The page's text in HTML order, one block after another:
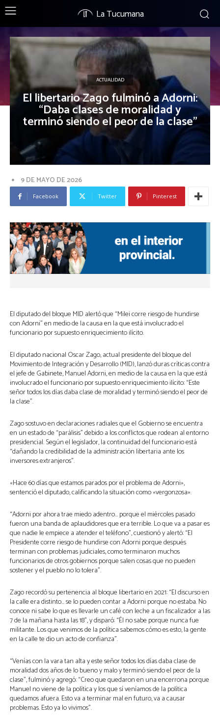
La Tucumana
ACTUALIDAD
El libertario Zago fulminó a Adorni:
“Daba clases de moralidad y
terminó siendo el peor de la clase”
9 DE MAYO DE 2026
Facebook Twitter Pinterest
El diputado del bloque MID alertó que “Milei corre riesgo de hundirse
con Adorni” en medio de la causa en la que está involucrado el
funcionario por supuesto enriquecimiento ilícito.
El diputado nacional Oscar Zago, actual presidente del bloque del
Movimiento de Integración y Desarrollo (MID), lanzó duras críticas contra
el jefe de Gabinete, Manuel Adorni, en medio de la causa en la que está
involucrado el funcionario por supuesto enriquecimiento ilícito: “Este
señor todos los días daba clase de moralidad y terminó siendo el peor de
la clase”.
Zago sostuvo en declaraciones radiales que el Gobierno se encuentra
en un estado de “parálisis” debido a los conflictos que rodean al entorno
presidencial. Según el legislador, la continuidad del funcionario está
“dañando la credibilidad de la administración libertaria ante los
inversores extranjeros”.
«Hace 60 días que estamos parados por el problema de Adorni»,
sentenció el diputado, calificando la situación como «vergonzosa».
“Adorni por ahora trae miedo adentro… porque el miércoles pasado
fueron una banda de aplaudidores que era terrible. Lo que va a pasar es
que nadie le empiece a atender el teléfono”, cuestionó y alertó: “El
Presidente corre riesgo de hundirse con Adorni porque después
terminan con problemas judiciales, como terminaron muchos
funcionarios de otros gobiernos porque salen cosas que no pueden
sostener y el pueblo no lo tolera”.
Zago recordó su pertenencia al bloque libertario en 2021: “El discurso en
la calle era distinto… se lo pueden contar a Adorni porque no estaba. No
conoce ni sabe lo que es llevarle un café con leche a un fiscalizador a las
7 de la mañana hasta las 18”, y disparó: “Él no sabe porque nunca fue
militante. Los que venimos de la política sabemos cómo es esto, la gente
en la calle te dio un acto de confianza”.
“Venías con la vara tan alta y este señor todos los días daba clase de
moralidad dos años de lo bueno y malo y terminó siendo el peor de la
clase”, fulminó y agregó: “Creo que quedaron en una encerrona porque
Manuel no viene de la política y los que sí veníamos de la política
quedamos afuera. Esto va a terminar mal en futuro, va a causar
problemas. Esto ya lo vivimos”.